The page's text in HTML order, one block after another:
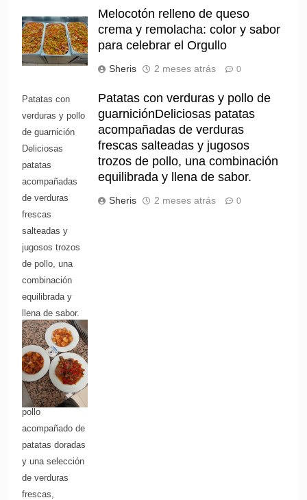
Melocotón relleno de queso
crema y remolacha: color y sabor
para celebrar el Orgullo
Sheris 2 meses atrás 0
Patatas con
verduras y pollo
de guarnición
Deliciosas
patatas
acompañadas
de verduras
frescas
salteadas y
jugosos trozos
de pollo, una
combinación
equilibrada y
llena de sabor.
O una versión
más atractiva:
Pollo guarnecido
con patatas y
verduras Tierno
pollo
acompañado de
patatas doradas
y una selección
de verduras
frescas,
Patatas con verduras y pollo de
guarniciónDeliciosas patatas
acompañadas de verduras
frescas salteadas y jugosos
trozos de pollo, una combinación
equilibrada y llena de sabor.
Sheris 2 meses atrás 0